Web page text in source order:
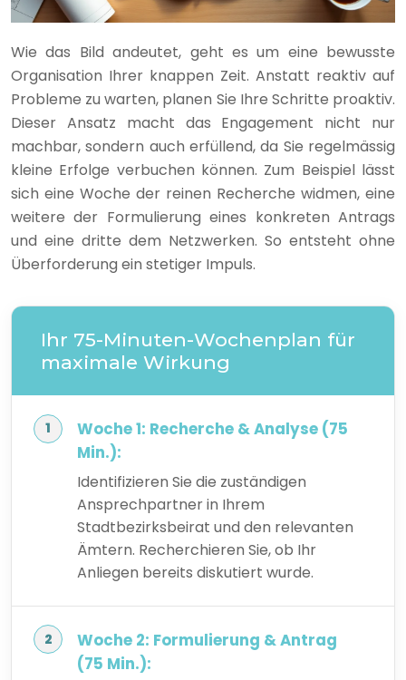
Wie das Bild andeutet, geht es um eine bewusste
Organisation Ihrer knappen Zeit. Anstatt reaktiv auf
Probleme zu warten, planen Sie Ihre Schritte proaktiv.
Dieser Ansatz macht das Engagement nicht nur
machbar, sondern auch erfüllend, da Sie regelmässig
kleine Erfolge verbuchen können. Zum Beispiel lässt
sich eine Woche der reinen Recherche widmen, eine
weitere der Formulierung eines konkreten Antrags
und eine dritte dem Netzwerken. So entsteht ohne
Überforderung ein stetiger Impuls.
Ihr 75-Minuten-Wochenplan für
maximale Wirkung
Woche 1: Recherche & Analyse (75
Min.):
Identifizieren Sie die zuständigen
Ansprechpartner in Ihrem
Stadtbezirksbeirat und den relevanten
Ämtern. Recherchieren Sie, ob Ihr
Anliegen bereits diskutiert wurde.
Woche 2: Formulierung & Antrag
(75 Min.):